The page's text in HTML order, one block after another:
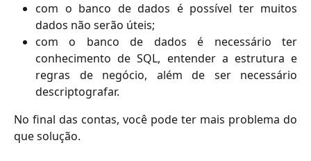
com o banco de dados é possível ter muitos
dados não serão úteis;
com o banco de dados é necessário ter
conhecimento de SQL, entender a estrutura e
regras de negócio, além de ser necessário
descriptografar.
No final das contas, você pode ter mais problema do
que solução.